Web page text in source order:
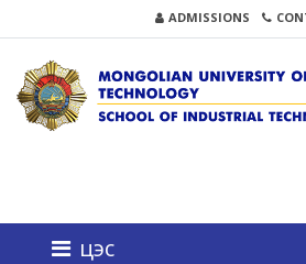
ADMISSIONS
цэс